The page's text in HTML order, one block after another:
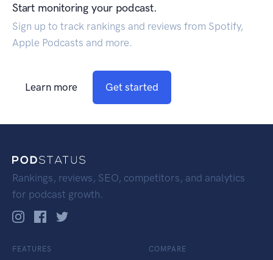
Start monitoring your podcast.
Sign up to track rankings and reviews from Spotify,
Apple Podcasts and more.
Learn more Get started
Rankings, reviews, SEO, competitors, and analytics
for podcast growth.
FEATURES COMPARE